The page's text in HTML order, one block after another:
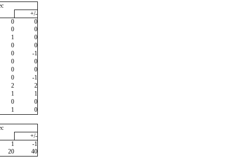
+/-
0
0
0
0
1
0
0
0
0
-1
0
0
0
0
0
-1
2
2
1
1
0
0
1
0
+/-
1
-1
20
40